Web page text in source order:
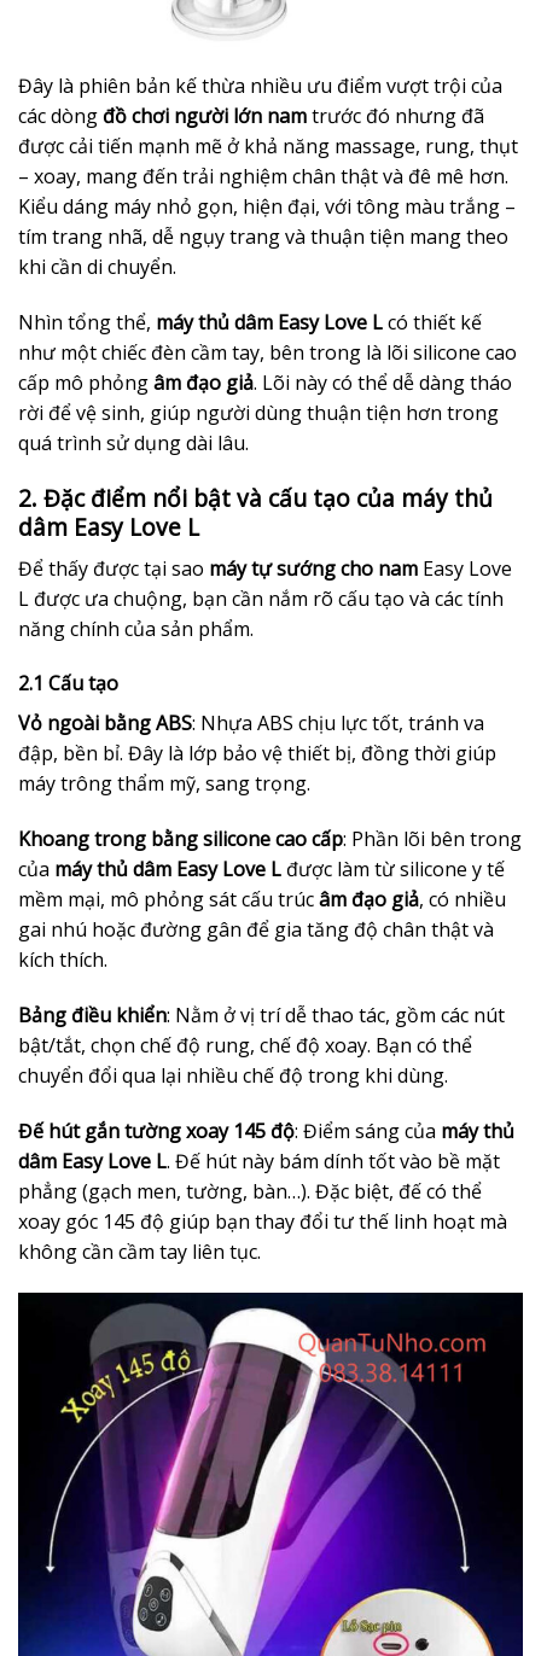
Đây là phiên bản kế thừa nhiều ưu điểm vượt trội của
các dòngđồ chơi người lớn namtrước đó nhưng đã
được cải tiến mạnh mẽ ở khả năng massage, rung, thụt
– xoay, mang đến trải nghiệm chân thật và đê mê hơn.
Kiểu dáng máy nhỏ gọn, hiện đại, với tông màu trắng –
tím trang nhã, dễ ngụy trang và thuận tiện mang theo
khi cần di chuyển.
Nhìn tổng thể, máy thủ dâm Easy Love Lcó thiết kế
như một chiếc đèn cầm tay, bên trong là lõi silicone cao
cấp mô phỏngâm đạo giả. Lõi này có thể dễ dàng tháo
rời để vệ sinh, giúp người dùng thuận tiện hơn trong
quá trình sử dụng dài lâu.
2. Đặc điểm nổi bật và cấu tạo của máy thủ
dâm Easy Love L
Để thấy được tại sao máy tự sướng cho nam Easy Love
L được ưa chuộng, bạn cần nắm rõ cấu tạo và các tính
năng chính của sản phẩm.
2.1 Cấu tạo
Vỏ ngoài bằng ABS: Nhựa ABS chịu lực tốt, tránh va
đập, bền bỉ. Đây là lớp bảo vệ thiết bị, đồng thời giúp
máy trông thẩm mỹ, sang trọng.
Khoang trong bằng silicone cao cấp: Phần lõi bên trong
của máy thủ dâm Easy Love L được làm từ silicone y tế
mềm mại, mô phỏng sát cấu trúcâm đạo giả, có nhiều
gai nhú hoặc đường gân để gia tăng độ chân thật và
kích thích.
Bảng điều khiển: Nằm ở vị trí dễ thao tác, gồm các nút
bật/tắt, chọn chế độ rung, chế độ xoay. Bạn có thể
chuyển đổi qua lại nhiều chế độ trong khi dùng.
Đế hút gắn tường xoay 145 độ: Điểm sáng của máy thủ
dâm Easy Love L. Đế hút này bám dính tốt vào bề mặt
phẳng (gạch men, tường, bàn…). Đặc biệt, đế có thể
xoay góc 145 độ giúp bạn thay đổi tư thế linh hoạt mà
không cần cầm tay liên tục.